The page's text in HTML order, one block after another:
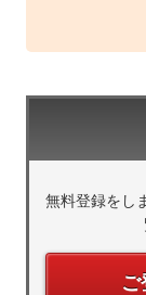
無料登録をし
ご